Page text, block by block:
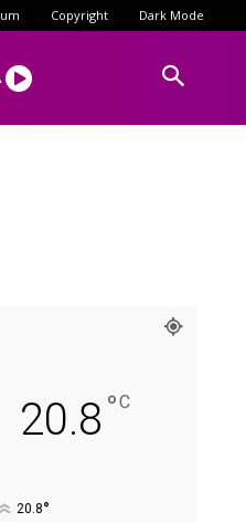
Copyright Dark Mode
20.8 °C
20.8°